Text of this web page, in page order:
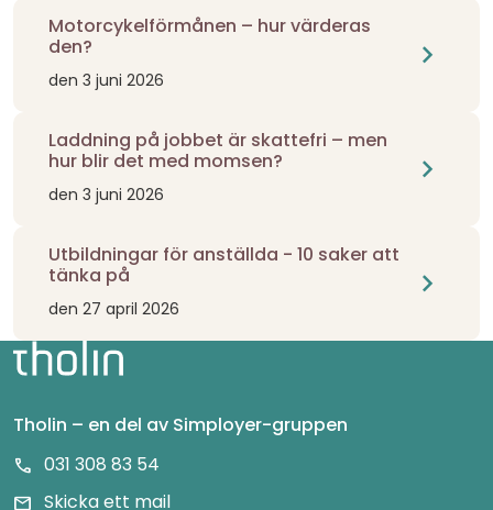
Motorcykelförmånen – hur värderas
den?
den 3 juni 2026
chevron_right
Laddning på jobbet är skattefri – men
hur blir det med momsen?
den 3 juni 2026
chevron_right
Utbildningar för anställda - 10 saker att
tänka på
den 27 april 2026
chevron_right
Tholin – en del av Simployer-gruppen
call 031 308 83 54
mail Skicka ett mail